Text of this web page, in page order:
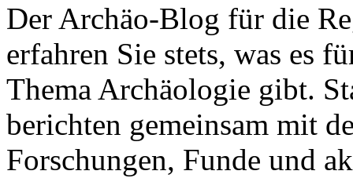
Der Archäo-Blog für die
erfahren Sie stets, was es
Thema Archäologie gibt.
berichten gemeinsam mit
Forschungen, Funde und